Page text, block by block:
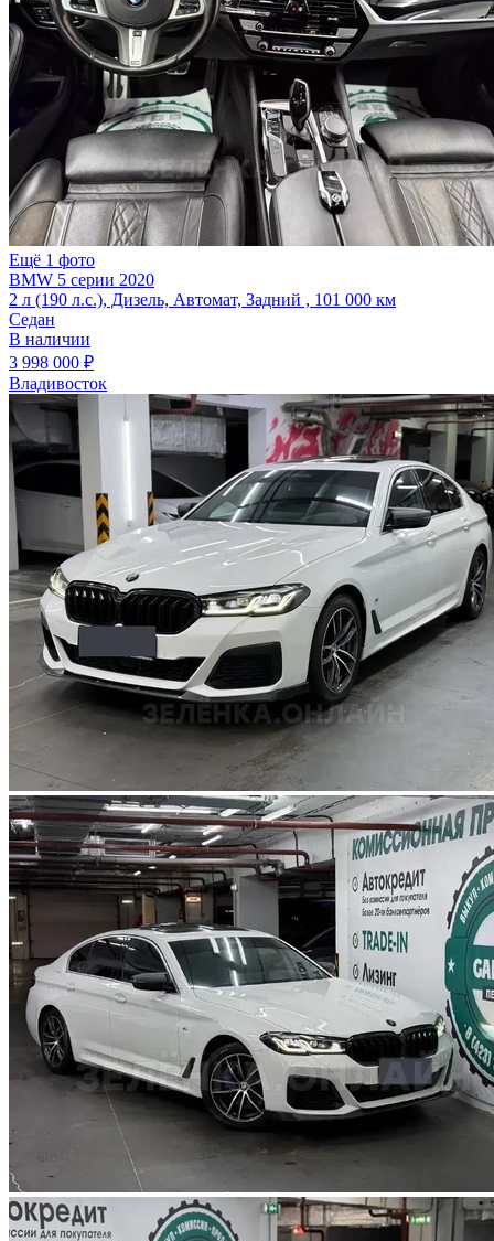
Ещё 1 фото
BMW 5 серии 2020
2 л (190 л.с.), Дизель, Автомат, Задний , 101 000 км
Седан
В наличии
3 998 000 ₽
Владивосток